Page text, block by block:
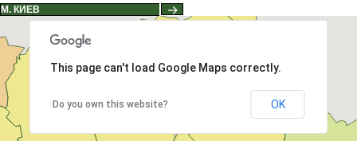
→
This page can't load Google Maps correctly.
Do you own this website? OK